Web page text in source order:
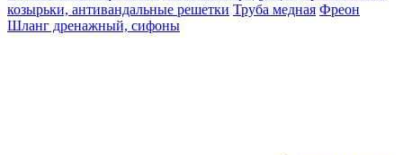
козырьки, антивандальные решетки Труба медная Фреон
Шланг дренажный, сифоны